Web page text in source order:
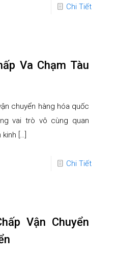
Chi Tiết
Va Chạm Tàu
chuyển hàng hóa quốc
vai trò vô cùng quan
kinh […]
Chi Tiết
Vận Chuyển